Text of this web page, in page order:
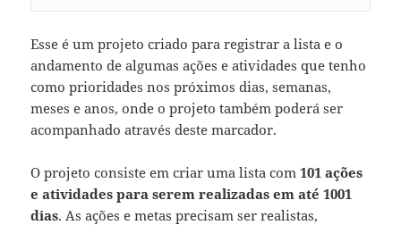
Esse é um projeto criado para registrar a lista e o
andamento de algumas ações e atividades que tenho
como prioridades nos próximos dias, semanas,
meses e anos, onde o projeto também poderá ser
acompanhado através deste marcador.
O projeto consiste em criar uma lista com101 ações
e atividades para serem realizadas em até 1001
dias. As ações e metas precisam ser realistas,